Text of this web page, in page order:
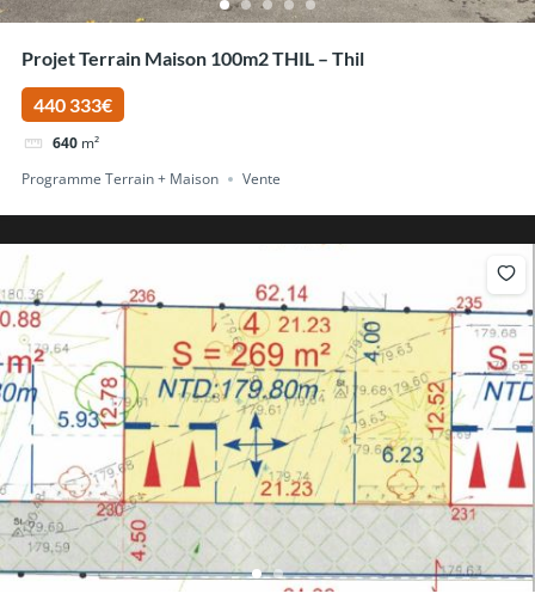
Projet Terrain Maison 100m2 THIL – Thil
440 333€
640 m²
Programme Terrain + Maison
Vente